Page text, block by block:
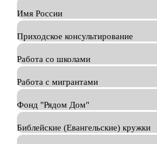
Имя России
Приходское консультирование
Работа со школами
Работа с мигрантами
Фонд "Рядом Дом"
Библейские (Евангельские) кружки